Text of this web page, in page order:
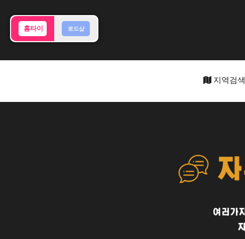
홈타이 로드샵
지역검색